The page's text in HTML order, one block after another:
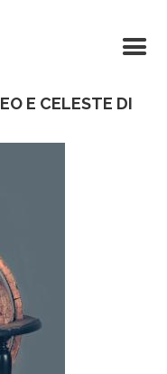
E CELESTE DI